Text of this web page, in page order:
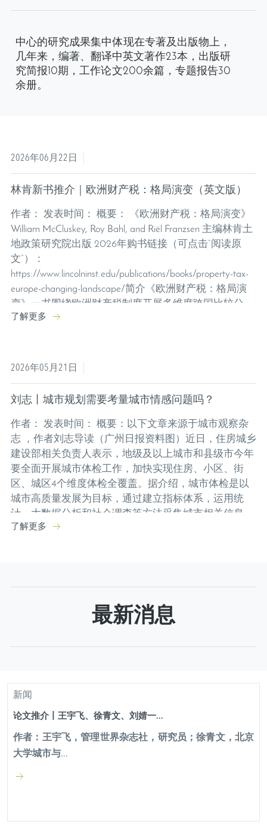
中心的研究成果集中体现在专著及出版物上，
几年来，编著、翻译中英文著作23本，出版研
究简报10期，工作论文200余篇，专题报告30
余册。
2026年06月22日
林肯新书推介｜欧洲财产税：格局演变（英文版）
作者： 发表时间： 概要： 《欧洲财产税：格局演变》
William McCluskey, Roy Bahl, and Riël Franzsen 主编林肯土
地政策研究院出版 2026年购书链接（可点击“阅读原
文”）：
https://www.lincolninst.edu/publications/books/property-tax-
europe-changing-landscape/简介《欧洲财产税：格局演
变》一书围绕欧洲财产税制度开展多维度跨国比较分
析，研究维度涵盖财产税收入绩效、征管体系、税制结
了解更多
2026年05月21日
刘志丨城市规划需要考量城市情感问题吗？
作者： 发表时间： 概要：以下文章来源于城市观察杂
志 ，作者刘志导读（广州日报资料图）近日，住房城乡
建设部相关负责人表示，地级及以上城市和县级市今年
要全面开展城市体检工作，加快实现住房、小区、街
区、城区4个维度体检全覆盖。据介绍，城市体检是以
城市高质量发展为目标，通过建立指标体系，运用统
计、大数据分析和社会调查等方法采集城市相关信息，
查找群众急难愁盼问题，对城市人居环境质量、城市规
了解更多
最新消息
新闻
论文推介丨王宇飞、徐青文、刘婧一...
作者：王宇飞，管理世界杂志社，研究员；徐青文，北京
大学城市与...